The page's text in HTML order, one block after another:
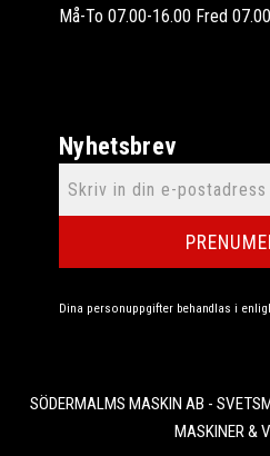
Må-To 07.00-16.00 Fred
Nyhetsbrev
Dina personuppgifter behandlas i
SÖDERMALMS MASKIN AB -
MASKINER &